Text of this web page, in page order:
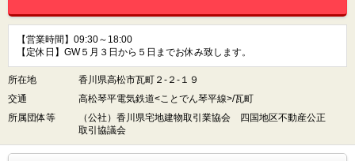
【営業時間】09:30～18:00
【定休日】GW５月３日から５日までお休み致します。
所在地
香川県高松市瓦町２-２-１９
交通
高松琴平電気鉄道<ことでん琴平線>/瓦町
所属団体等
（公社）香川県宅地建物取引業協会 四国地区不動産公正
取引協議会